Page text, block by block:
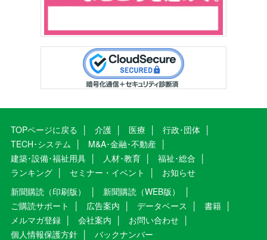
TOPページに戻る 介護 医療
行政･団体
TECH･システム
M&A･金融･不動産
建築･設備･福祉用具
人材･教育
福祉･総合
ランキング
セミナー・イベント
お知らせ
新聞購読（印刷版）
新聞購読（WEB版）
ご購読サポート
広告案内 データベース
書籍
メルマガ登録
会社案内
お問い合わせ
個人情報保護方針
バックナンバー